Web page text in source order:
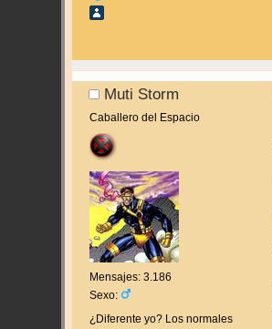
Muti Storm
Caballero del Espacio
Mensajes: 3.186
Sexo:
¿Diferente yo? Los normales